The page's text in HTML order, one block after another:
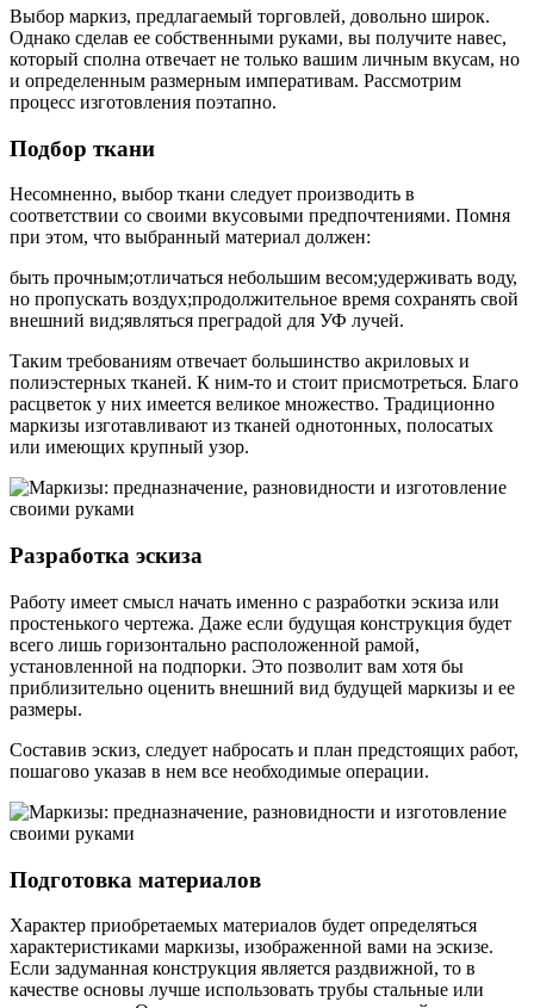
Выбор маркиз, предлагаемый торговлей, довольно широк.
Однако сделав ее собственными руками, вы получите навес,
который сполна отвечает не только вашим личным вкусам, но
и определенным размерным императивам. Рассмотрим
процесс изготовления поэтапно.
Подбор ткани
Несомненно, выбор ткани следует производить в
соответствии со своими вкусовыми предпочтениями. Помня
при этом, что выбранный материал должен:
быть прочным;отличаться небольшим весом;удерживать воду,
но пропускать воздух;продолжительное время сохранять свой
внешний вид;являться преградой для УФ лучей.
Таким требованиям отвечает большинство акриловых и
полиэстерных тканей. К ним-то и стоит присмотреться. Благо
расцветок у них имеется великое множество. Традиционно
маркизы изготавливают из тканей однотонных, полосатых
или имеющих крупный узор.
Разработка эскиза
Работу имеет смысл начать именно с разработки эскиза или
простенького чертежа. Даже если будущая конструкция будет
всего лишь горизонтально расположенной рамой,
установленной на подпорки. Это позволит вам хотя бы
приблизительно оценить внешний вид будущей маркизы и ее
размеры.
Составив эскиз, следует набросать и план предстоящих работ,
пошагово указав в нем все необходимые операции.
Подготовка материалов
Характер приобретаемых материалов будет определяться
характеристиками маркизы, изображенной вами на эскизе.
Если задуманная конструкция является раздвижной, то в
качестве основы лучше использовать трубы стальные или